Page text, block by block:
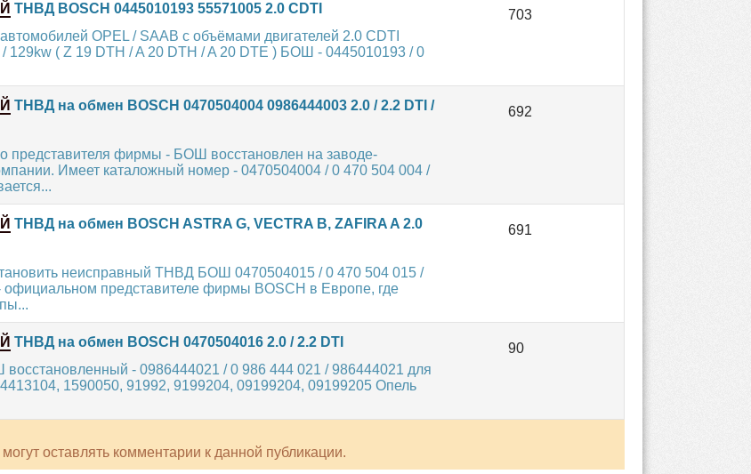
ТНВД BOSCH 0445010193 55571005 2.0 CDTI
OPEL / SAAB с объёмами двигателей 2.0 CDTI
129kw ( Z 19 DTH / A 20 DTH / A 20 DTE ) БОШ - 0445010193 / 0
ТНВД на обмен BOSCH 0470504004 0986444003 2.0 / 2.2 DTI /
представителя фирмы - БОШ восстановлен на заводе-
Имеет каталожный номер - 0470504004 / 0 470 504 004 /
ТНВД на обмен BOSCH ASTRA G, VECTRA B, ZAFIRA A 2.0
неисправный ТНВД БОШ 0470504015 / 0 470 504 015 /
официальном представителе фирмы BOSCH в Европе, где
ТНВД на обмен BOSCH 0470504016 2.0 / 2.2 DTI
- 0986444021 / 0 986 444 021 / 986444021 для
1590050, 91992, 9199204, 09199204, 09199205 Опель
могут оставлять комментарии к данной публикации.